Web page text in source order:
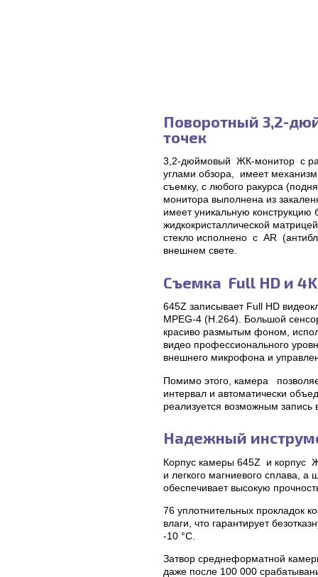
Поворотный 3,2-
точек
3,2-дюймовый ЖК-монитор с
углами обзора, имеет механизм
съемку, с любого ракурса
монитора выполнена из
имеет уникальную
жидкокристаллической
стекло исполнено с AR
внешнем свете.
Съемка Full HD и
645Z записывает Full HD
MPEG-4 (H.264). Большой
красиво размытым фоном,
видео профессионального
внешнего микрофона и
Помимо этого, камера
интервал и автоматически
реализуется возможным
Надежный
Корпус камеры 645Z и корпус
и легкого магниевого сплава, а
обеспечивает высокую
76 уплотнительных прокладок
влаги, что гарантирует
-10 °C.
Затвор среднеформатной
даже после 100 000